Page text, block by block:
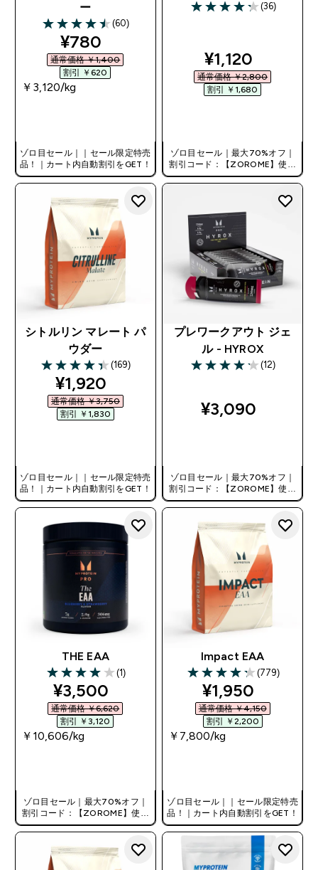
ー
4.48 out of 5 stars
(60)
discounted price
¥780‎
通常価格 ￥1,400‎
割引 ￥620‎
￥3,120‎/kg
ゾロ目セール｜｜セール限定特売
品！｜カート内自動割引をGET！
4.28 out of 5 stars
(36)
discounted
¥1,120‎
通常価格 ￥2,800‎
割引 ￥1,680‎
ゾロ目セール｜最大70%オフ｜
割引コード：【ZOROME】使用
で追加10%オフ！
シトルリン マレート パ
ウダー
4.38 out of 5 stars
(169)
discounted price
¥1,920‎
通常価格 ￥3,750‎
割引 ￥1,830‎
ゾロ目セール｜｜セール限定特売
品！｜カート内自動割引をGET！
プレワークアウト ジェ
ル - HYROX
4.17 out of 5 stars
(12)
¥3,090‎
ゾロ目セール｜最大70%オフ｜
割引コード：【ZOROME】使用
で追加10%オフ！
THE EAA
4 out of 5 stars
(1)
discounted price
¥3,500‎
通常価格 ￥6,620‎
割引 ￥3,120‎
￥10,606‎/kg
ゾロ目セール｜最大70%オフ｜
割引コード：【ZOROME】使用
で追加10%オフ！
Impact EAA
4.28 out of 5 stars
(779)
discounted
¥1,950‎
通常価格 ￥4,150‎
割引 ￥2,200‎
￥7,800‎/kg
ゾロ目セール｜｜セール限定特売
品！｜カート内自動割引をGET！